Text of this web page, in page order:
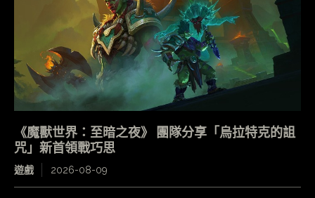
《魔獸世界：至暗之夜》 團隊分享「烏拉特克的詛
咒」新首領戰巧思
遊戲 2026-08-09